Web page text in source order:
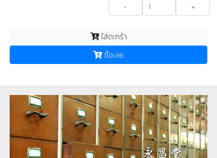
- +
ใส่ตะกร้า
ซื้อเลย